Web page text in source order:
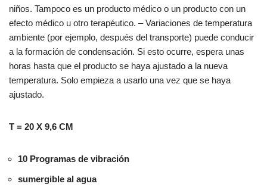
niños. Tampoco es un producto médico o un producto con un
efecto médico u otro terapéutico. – Variaciones de temperatura
ambiente (por ejemplo, después del transporte) puede conducir
a la formación de condensación. Si esto ocurre, espera unas
horas hasta que el producto se haya ajustado a la nueva
temperatura. Solo empieza a usarlo una vez que se haya
ajustado.
T = 20 X 9,6 CM
10 Programas de vibración
sumergible al agua